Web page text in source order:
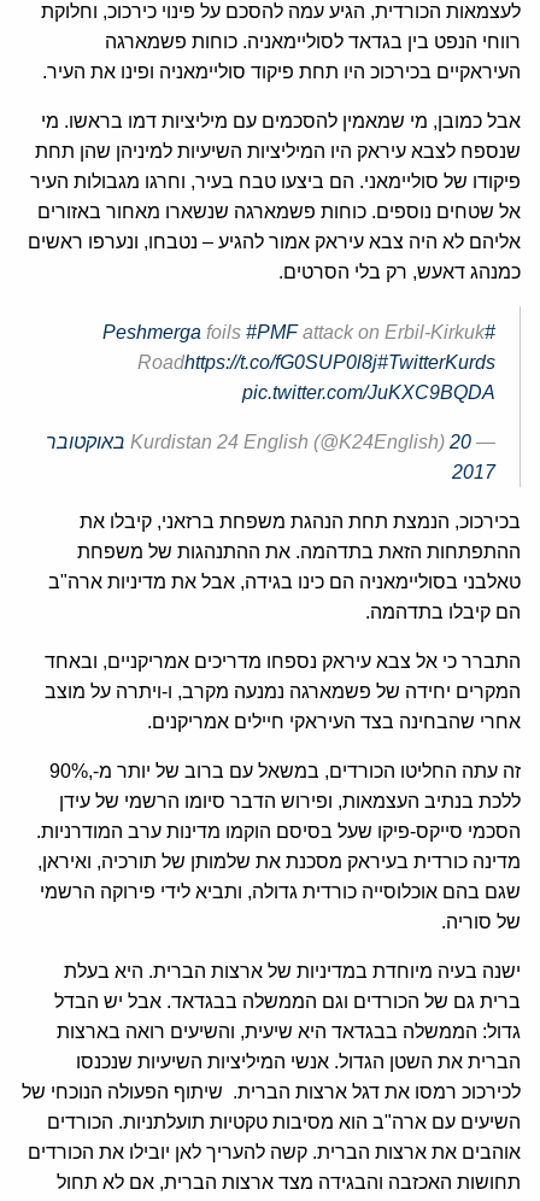
לעצמאות הכורדית, הגיע עמה להסכם על פינוי כירכוכ, וחלוקת
רווחי הנפט בין בגדאד לסוליימאניה. כוחות פשמארגה
העיראקיים בכירכוכ היו תחת פיקוד סוליימאניה ופינו את העיר.
אבל כמובן, מי שמאמין להסכמים עם מיליציות דמו בראשו. מי
שנספח לצבא עיראק היו המיליציות השיעיות למיניהן שהן תחת
פיקודו של סוליימאני. הם ביצעו טבח בעיר, וחרגו מגבולות העיר
אל שטחים נוספים. כוחות פשמארגה שנשארו מאחור באזורים
אליהם לא היה צבא עיראק אמור להגיע – נטבחו, ונערפו ראשים
כמנהג דאעש, רק בלי הסרטים.
#Peshmerga
foils #PMFattack on Erbil-Kirkuk
Roadhttps://t.co/fG0SUP0l8j#TwitterKurds
pic.twitter.com/JuKXC9BQDA
— Kurdistan 24 English (@K24English)
20 באוקטובר
2017
בכירכוכ, הנמצת תחת הנהגת משפחת ברזאני, קיבלו את
ההתפתחות הזאת בתדהמה. את ההתנהגות של משפחת
טאלבני בסוליימאניה הם כינו בגידה, אבל את מדיניות ארה"ב
הם קיבלו בתדהמה.
התברר כי אל צבא עיראק נספחו מדריכים אמריקניים, ובאחד
המקרים יחידה של פשמארגה נמנעה מקרב, ו-ויתרה על מוצב
אחרי שהבחינה בצד העיראקי חיילים אמריקנים.
זה עתה החליטו הכורדים, במשאל עם ברוב של יותר מ-,90%
ללכת בנתיב העצמאות, ופירוש הדבר סיומו הרשמי של עידן
הסכמי סייקס-פיקו שעל בסיסם הוקמו מדינות ערב המודרניות.
מדינה כורדית בעיראק מסכנת את שלמותן של תורכיה, ואיראן,
שגם בהם אוכלוסייה כורדית גדולה, ותביא לידי פירוקה הרשמי
של סוריה.
ישנה בעיה מיוחדת במדיניות של ארצות הברית. היא בעלת
ברית גם של הכורדים וגם הממשלה בבגדאד. אבל יש הבדל
גדול: הממשלה בבגדאד היא שיעית, והשיעים רואה בארצות
הברית את השטן הגדול. אנשי המיליציות השיעיות שנכנסו
לכירכוכ רמסו את דגל ארצות הברית. שיתוף הפעולה הנוכחי של
השיעים עם ארה"ב הוא מסיבות טקטיות תועלתניות. הכורדים
אוהבים את ארצות הברית. קשה להעריך לאן יובילו את הכורדים
תחושות האכזבה והבגידה מצד ארצות הברית, אם לא תחול